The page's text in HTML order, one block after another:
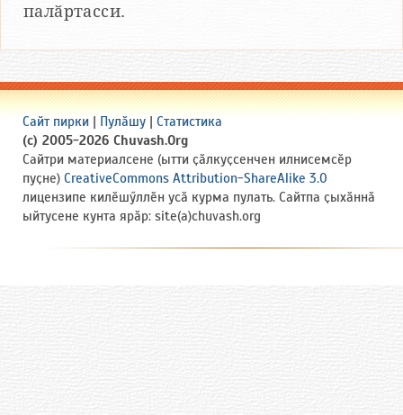
палӑртасси.
Сайт пирки | Пулӑшу | Статистика
(c) 2005-2026 Chuvash.Org
Сайтри материалсене (ытти ҫӑлкуҫсенчен илнисемсӗр
пуҫне) CreativeCommons Attribution-ShareAlike 3.0
лицензипе килӗшӳллӗн усӑ курма пулать. Сайтпа ҫыхӑннӑ
ыйтусене кунта ярӑр: site(a)chuvash.org